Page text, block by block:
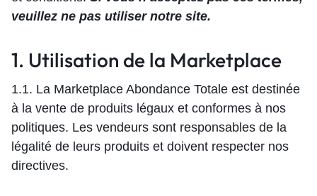
veuillez ne pas utiliser notre site.
1. Utilisation de la Marketplace
1.1. La Marketplace Abondance Totale est destinée
à la vente de produits légaux et conformes à nos
politiques. Les vendeurs sont responsables de la
légalité de leurs produits et doivent respecter nos
directives.